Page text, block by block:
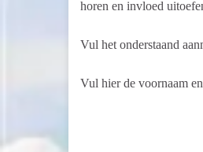
horen en invloed
Vul het onderstaand
Vul hier de voornaam